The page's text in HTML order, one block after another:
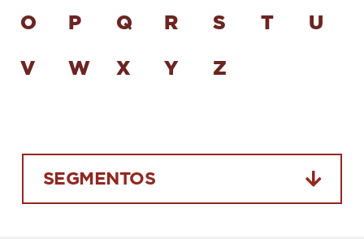
O P Q R S T U
V W X Y Z
SEGMENTOS